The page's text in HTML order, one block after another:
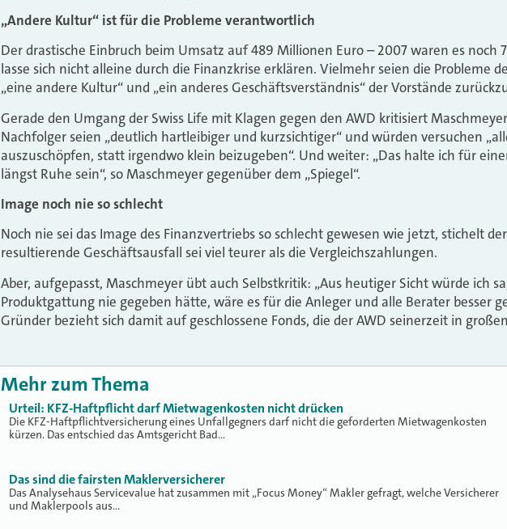
„Andere Kultur“ ist für die Probleme verantwortlich
Der drastische Einbruch beim Umsatz auf 489 Millionen Euro – 2007 waren es noch
lasse sich nicht alleine durch die Finanzkrise erklären. Vielmehr seien die Probleme
„eine andere Kultur“ und „ein anderes Geschäftsverständnis“ der Vorstände
Gerade den Umgang der Swiss Life mit Klagen gegen den AWD kritisiert
Nachfolger seien „deutlich hartleibiger und kurzsichtiger“ und würden versuchen
auszuschöpfen, statt irgendwo klein beizugeben“. Und weiter: „Das halte ich für
längst Ruhe sein“, so Maschmeyer gegenüber dem „Spiegel“.
Image noch nie so schlecht
Noch nie sei das Image des Finanzvertriebs so schlecht gewesen wie jetzt, stichelt
resultierende Geschäftsausfall sei viel teurer als die Vergleichszahlungen.
Aber, aufgepasst, Maschmeyer übt auch Selbstkritik: „Aus heutiger Sicht würde ich
Produktgattung nie gegeben hätte, wäre es für die Anleger und alle Berater besser
Gründer bezieht sich damit auf geschlossene Fonds, die der AWD seinerzeit in
Mehr zum Thema
Urteil: KFZ-Haftpflicht darf Mietwagenkosten nicht drücken
Die KFZ-Haftpflichtversicherung eines Unfallgegners darf nicht die geforderten Mietwagenkosten
kürzen. Das entschied das Amtsgericht Bad…
Das sind die fairsten Maklerversicherer
Das Analysehaus Servicevalue hat zusammen mit „Focus Money“ Makler gefragt, welche Versicherer
und Maklerpools aus…